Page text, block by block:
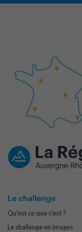
Le challenge
Qu'est ce que c'est ?
Le challenge en images